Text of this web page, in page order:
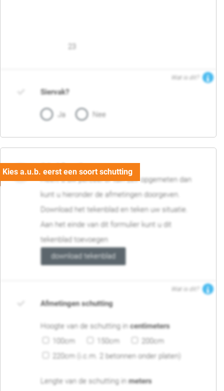
Wat is dit?
Siervak?
Ja Nee
04. Afmetingen
Heeft u uw perceel of tuin zelf opgemeten dan
kunt u hieronder de afmetingen doorgeven.
Download het tekenblad en teken uw situatie.
Aan het einde van dit formulier kunt u dit
tekenblad toevoegen
download tekenblad
Wat is dit?
Afmetingen schutting
Hoogte van de schutting incentimeters
100cm
150cm
200cm
220cm (i.c.m. 2 betonnen onder platen)
Lengte van de schutting inmeters